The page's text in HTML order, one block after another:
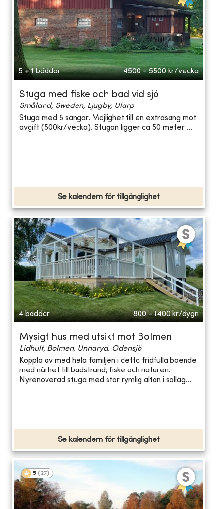
5 + 1 bäddar 4500 - 5500 kr/vecka
Stuga med fiske och bad vid sjö
Småland, Sweden, Ljugby, Ularp
Stuga med 5 sängar. Möjlighet till en extrasäng mot
avgift (500kr/vecka). Stugan ligger ca 50 meter ...
Se kalendern för tillgänglighet
4 bäddar 800 - 1400 kr/dygn
Mysigt hus med utsikt mot Bolmen
Lidhult, Bolmen, Unnaryd, Odensjö
Koppla av med hela familjen i detta fridfulla boende
med närhet till badstrand, fiske och naturen.
Nyrenoverad stuga med stor rymlig altan i solläg...
Se kalendern för tillgänglighet
5 (27)